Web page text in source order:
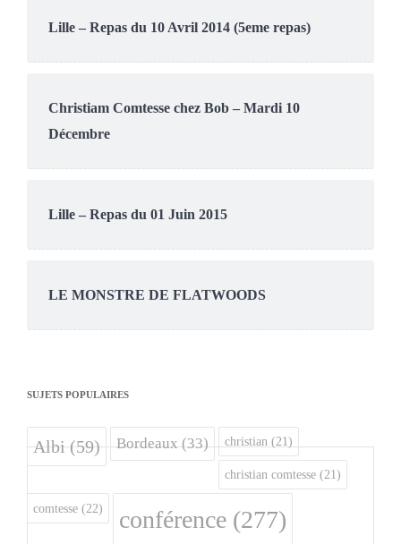
Lille – Repas du 10 Avril 2014 (5eme repas)
Christiam Comtesse chez Bob – Mardi 10
Décembre
Lille – Repas du 01 Juin 2015
LE MONSTRE DE FLATWOODS
SUJETS POPULAIRES
Albi(59) Bordeaux(33) christian (21)
christian comtesse (21)
comtesse (22) conférence (277)